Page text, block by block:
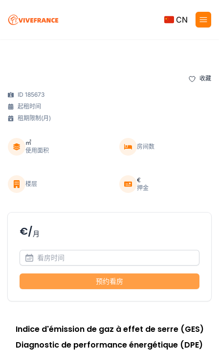
CN
收藏
ID 185673
起租时间
租期限制(月)
㎡
使用面积
房间数
楼层
€
押金
€/月
预约看房
Indice d'émission de gaz à effet de serre (GES)
Diagnostic de performance énergétique (DPE)